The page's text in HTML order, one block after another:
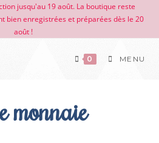
jusqu'au 19 août. La boutique reste
bien enregistrées et préparées dès le 20
août !
0 MENU
monnaie